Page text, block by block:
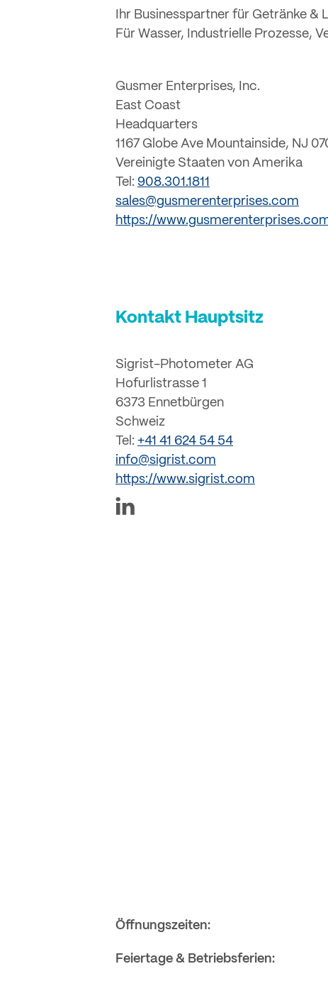
Ihr Businesspartner für Getränke &
Für Wasser, Industrielle Prozesse,
Gusmer Enterprises, Inc.
East Coast
Headquarters
1167 Globe Ave Mountainside, NJ
Vereinigte Staaten von Amerika
Tel: 908.301.1811
sales@gusmerenterprises.com
https://
Kontakt Hauptsitz
Sigrist-Photometer AG
Hofurlistrasse 1
6373 Ennetbürgen
Schweiz
Tel: +41 41 624 54 54
info@sigrist.com
https://www.sigrist.com
Öffnungszeiten:
Feiertage & Betriebsferien: